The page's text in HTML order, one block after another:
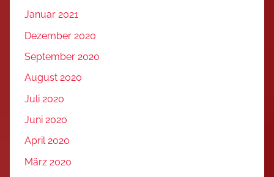
Januar 2021
Dezember 2020
September 2020
August 2020
Juli 2020
Juni 2020
April 2020
März 2020